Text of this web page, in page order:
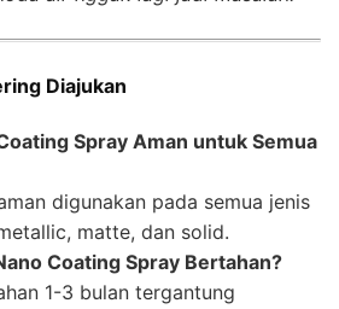
Diajukan
Spray Aman untuk Semua
digunakan pada semua jenis
matte, dan solid.
Coating Spray Bertahan?
1-3 bulan tergantung